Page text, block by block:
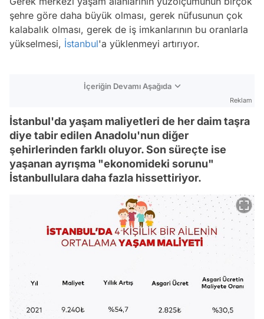
şehre göre daha büyük olması, gerek nüfusunun çok
kalabalık olması, gerek de iş imkanlarının bu oranlarla
yükselmesi, İstanbul'a yüklenmeyi artırıyor.
İçeriğin Devamı Aşağıda
Reklam
İstanbul'da yaşam maliyetleri de her daim taşra
diye tabir edilen Anadolu'nun diğer
şehirlerinden farklı oluyor. Son süreçte ise
yaşanan ayrışma "ekonomideki sorunu"
İstanbullulara daha fazla hissettiriyor.